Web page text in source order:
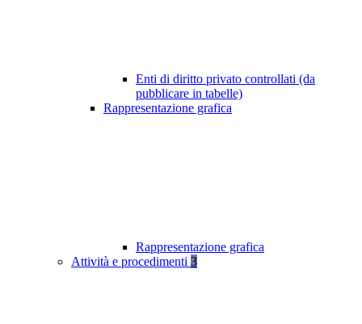
Enti di diritto privato controllati (da
pubblicare in tabelle)
Rappresentazione grafica
Rappresentazione grafica
Attività e procedimenti 3